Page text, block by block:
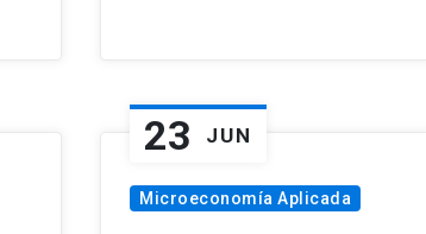
23 JUN
Microeconomía Aplicada